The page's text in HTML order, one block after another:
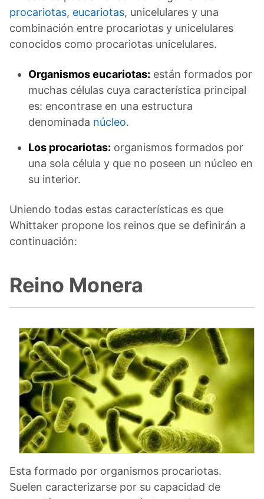
procariotas, eucariotas, unicelulares y una
combinación entre procariotas y unicelulares
conocidos como procariotas unicelulares.
Organismos eucariotas: están formados por
muchas células cuya característica principal
es: encontrase en una estructura
denominada núcleo.
Los procariotas: organismos formados por
una sola célula y que no poseen un núcleo en
su interior.
Uniendo todas estas características es que
Whittaker propone los reinos que se definirán a
continuación:
Reino Monera
Esta formado por organismos procariotas.
Suelen caracterizarse por su capacidad de